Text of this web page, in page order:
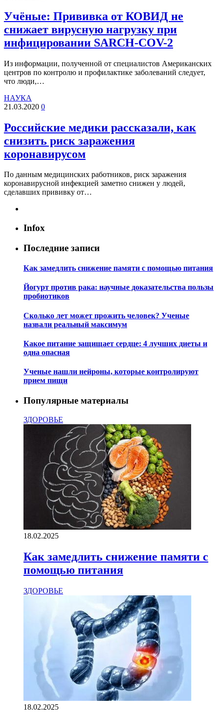
Учёные: Прививка от КОВИД не
снижает вирусную нагрузку при
инфицировании SARCH-COV-2
Из информации, полученной от специалистов Американских
центров по контролю и профилактике заболеваний следует,
что люди,…
НАУКА
21.03.2020 0
Российские медики рассказали, как
снизить риск заражения
коронавирусом
По данным медицинских работников, риск заражения
коронавирусной инфекцией заметно снижен у людей,
сделавших прививку от…
Infox
Последние записи
Как замедлить снижение памяти с помощью питания
Йогурт против рака: научные доказательства пользы
пробиотиков
Сколько лет может прожить человек? Ученые
назвали реальный максимум
Какое питание защищает сердце: 4 лучших диеты и
одна опасная
Ученые нашли нейроны, которые контролируют
прием пищи
Популярные материалы
ЗДОРОВЬЕ
18.02.2025
Как замедлить снижение памяти с
помощью питания
ЗДОРОВЬЕ
18.02.2025